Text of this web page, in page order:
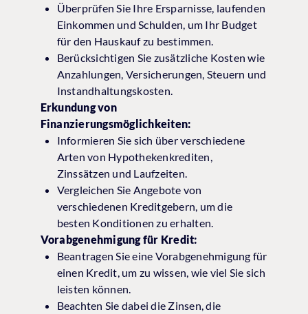
Überprüfen Sie Ihre Ersparnisse, laufenden
Einkommen und Schulden, um Ihr Budget
für den Hauskauf zu bestimmen.
Berücksichtigen Sie zusätzliche Kosten wie
Anzahlungen, Versicherungen, Steuern und
Instandhaltungskosten.
Erkundung von
Finanzierungsmöglichkeiten:
Informieren Sie sich über verschiedene
Arten von Hypothekenkrediten,
Zinssätzen und Laufzeiten.
Vergleichen Sie Angebote von
verschiedenen Kreditgebern, um die
besten Konditionen zu erhalten.
Vorabgenehmigung für Kredit:
Beantragen Sie eine Vorabgenehmigung für
einen Kredit, um zu wissen, wie viel Sie sich
leisten können.
Beachten Sie dabei die Zinsen, die